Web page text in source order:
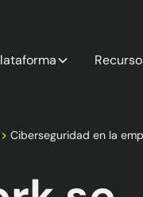
Ciberseguridad en la